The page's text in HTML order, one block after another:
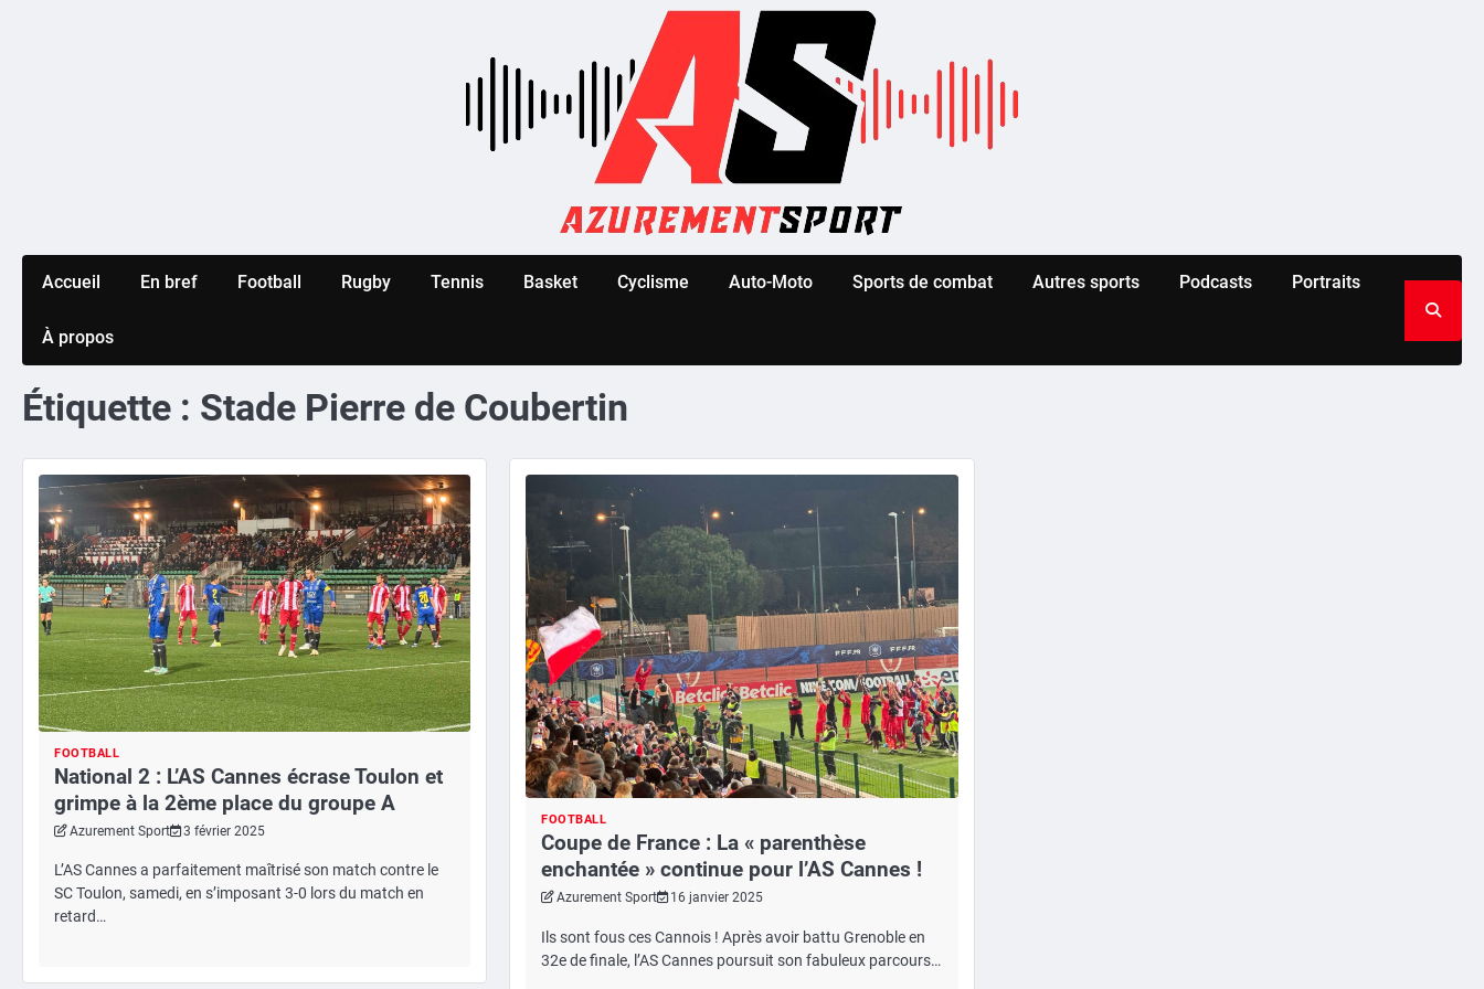
Accueil En bref Football Rugby Tennis Basket Cyclisme Auto-Moto Sports de combat Autres sports Podcasts Portraits
À propos
Étiquette : Stade Pierre de Coubertin
FOOTBALL
National 2 : L’AS Cannes écrase Toulon et
grimpe à la 2ème place du groupe A
Azurement Sport 3 février 2025
L’AS Cannes a parfaitement maîtrisé son match contre le
SC Toulon, samedi, en s’imposant 3-0 lors du match en
retard…
FOOTBALL
Coupe de France : La « parenthèse
enchantée » continue pour l’AS Cannes !
Azurement Sport 16 janvier 2025
Ils sont fous ces Cannois ! Après avoir battu Grenoble en
32e de finale, l’AS Cannes poursuit son fabuleux parcours…